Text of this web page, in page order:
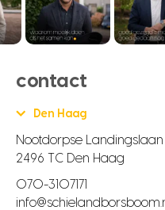
contact
Den Haag
Nootdorpse Landingslaan
2496 TC Den Haag
070-3107171